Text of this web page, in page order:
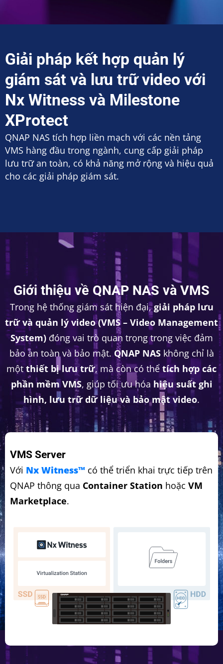
Giải pháp kết hợp quản lý
giám sát và lưu trữ video với
Nx Witness và Milestone
XProtect
QNAP NAS tích hợp liền mạch với các nền tảng
VMS hàng đầu trong ngành, cung cấp giải pháp
lưu trữ an toàn, có khả năng mở rộng và hiệu quả
cho các giải pháp giám sát.
Giới thiệu về QNAP NAS và VMS
Trong hệ thống giám sát hiện đại,giải pháp lưu
trữ và quản lý video (VMS – Video Management
System)đóng vai trò quan trọng trong việc đảm
bảo an toàn và bảo mật.QNAP NASkhông chỉ là
mộtthiết bị lưu trữ, mà còn có thể tích hợp các
phần mềm VMS, giúp tối ưu hóa hiệu suất ghi
hình, lưu trữ dữ liệu và bảo mật video.
VMS Server
Với Nx Witness™ có thể triển khai trực tiếp trên
QNAP thông qua Container Station hoặc VM
Marketplace.